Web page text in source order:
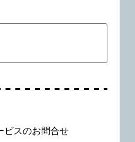
ビスのお問合せ